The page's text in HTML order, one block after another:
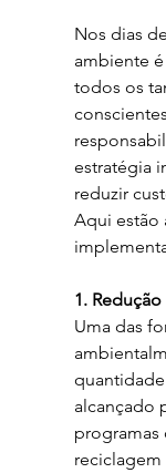
Nos dias
ambiente
todos os
estratégia
reduzir
Aqui estão
1.
Uma das
alcançado
programas
reciclagem